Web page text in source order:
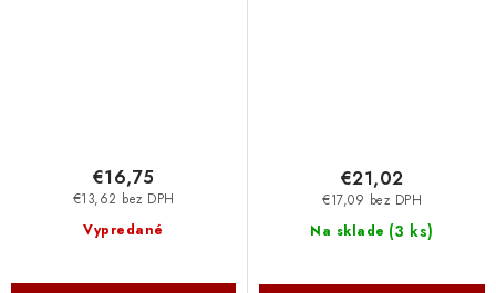
Vypredané
€13,62 bez DPH
€16,75
Na sklade (3 ks)
€17,09 bez DPH
€21,02